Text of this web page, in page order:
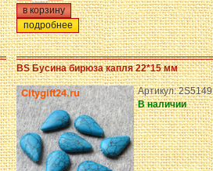
подробнее
BS Бусина бирюза капля 22*15 мм
Артикул: 2S5149
В наличии